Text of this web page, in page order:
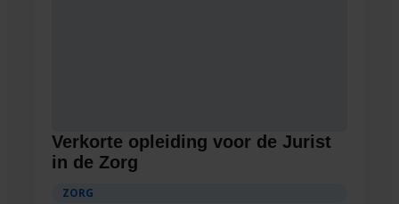
Verkorte opleiding voor de Jurist
in de Zorg
ZORG